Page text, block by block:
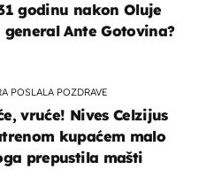
godinu nakon Oluje
Ante Gotovina?
POSLALA POZDRAVE
vruće! Nives Celzijus
kupaćem malo
prepustila mašti